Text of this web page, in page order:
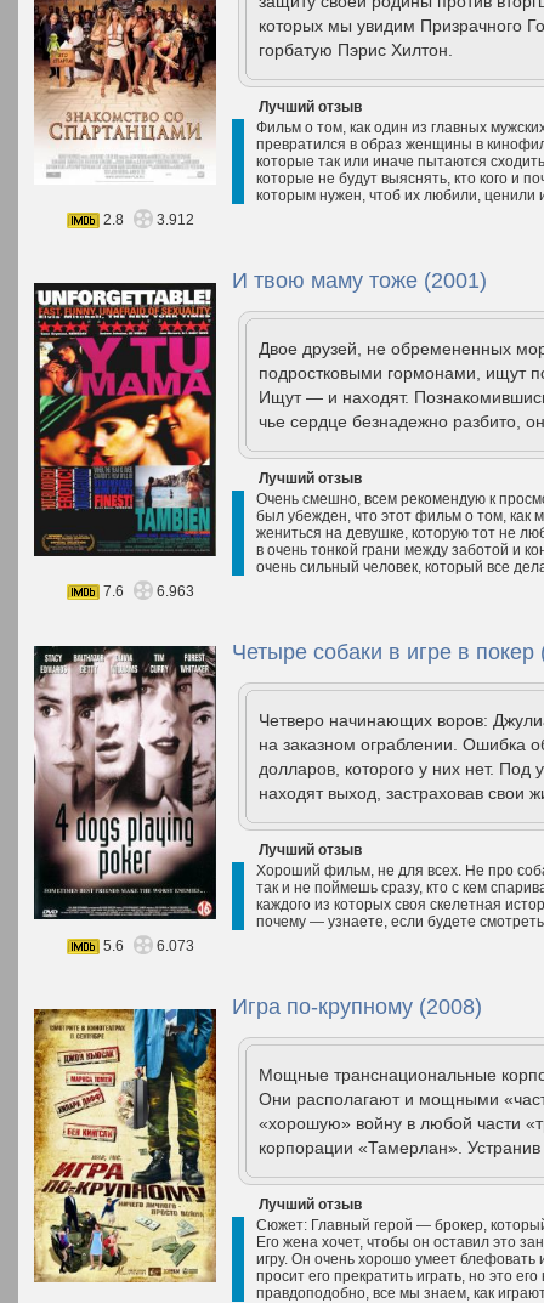
которых мы увидим Призрачного
горбатую Пэрис Хилтон.
Лучший отзыв
Фильм о том, как один из главных
превратился в образ женщины в
которые так или иначе пытаются
которые не будут выяснять, кто кого и
которым нужен, чтоб их любили, ценили
2.8
3.912
И твою маму тоже (2001)
Двое друзей, не обремененных
подростковыми гормонами, ищут
Ищут — и находят.
чье сердце безнадежно разбито,
Лучший отзыв
Очень смешно, всем рекомендую к
был убежден, что этот фильм о том, как
жениться на девушке, которую тот не
в очень тонкой грани между заботой и
очень сильный человек, который все
7.6
6.963
Четыре собаки в игре в покер
Четверо начинающих воров:
на заказном ограблении. Ошибка
долларов, которого у них нет. Под
находят выход, застраховав свои
Лучший отзыв
Хороший фильм, не для всех. Не про
так и не поймешь сразу, кто с кем
каждого из которых своя скелетная
почему — узнаете, если будете
5.6
6.073
Игра по-крупному (2008)
Мощные транснациональные
Они располагают и мощными
«хорошую» войну в любой части
корпорации «Тамерлан».
Лучший отзыв
Сюжет: Главный герой — брокер,
Его жена хочет, чтобы он оставил это
игру. Он очень хорошо умеет
просит его прекратить играть, но это
правдоподобно, все мы знаем, как